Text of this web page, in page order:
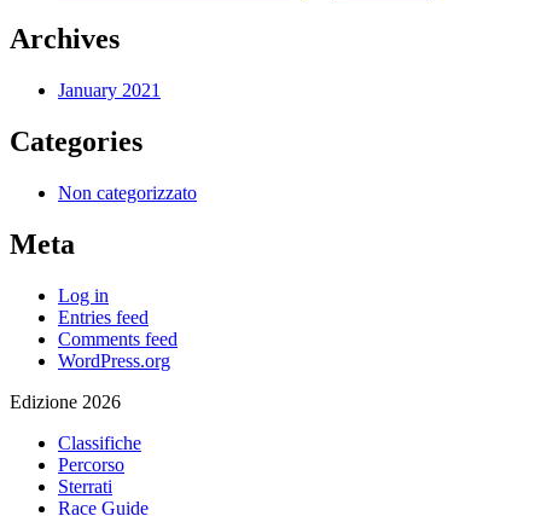
Archives
January 2021
Categories
Non categorizzato
Meta
Log in
Entries feed
Comments feed
WordPress.org
Edizione 2026
Classifiche
Percorso
Sterrati
Race Guide